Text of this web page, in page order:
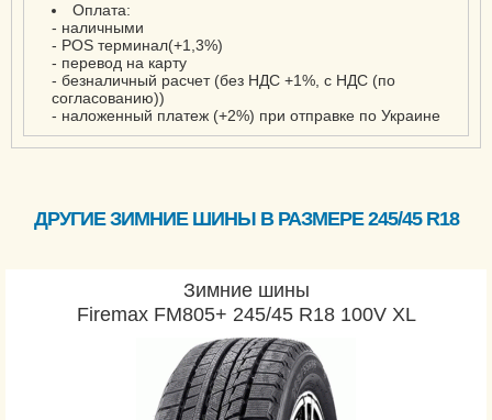
Оплата:
- наличными
- POS терминал(+1,3%)
- перевод на карту
- безналичный расчет (без НДС +1%, с НДС (по
согласованию))
- наложенный платеж (+2%) при отправке по Украине
ДРУГИЕ ЗИМНИЕ ШИНЫ В РАЗМЕРЕ 245/45 R18
Зимние шины
Firemax FM805+ 245/45 R18 100V XL